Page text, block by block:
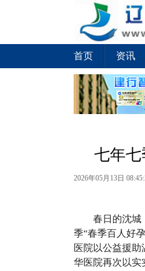
首页 资讯
七年
2026年05月13日
春日的沈城
季“春季百人好
医院以公益援
华医院再次以实